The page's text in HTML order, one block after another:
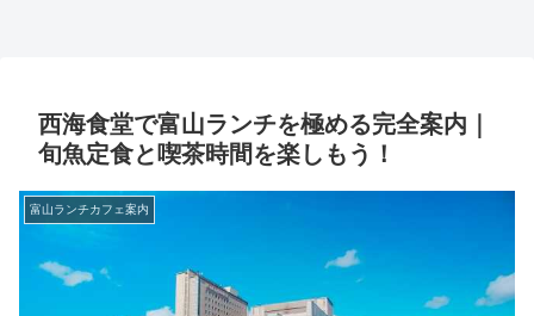
西海食堂で富山ランチを極める完全案内｜
旬魚定食と喫茶時間を楽しもう！
富山ランチカフェ案内